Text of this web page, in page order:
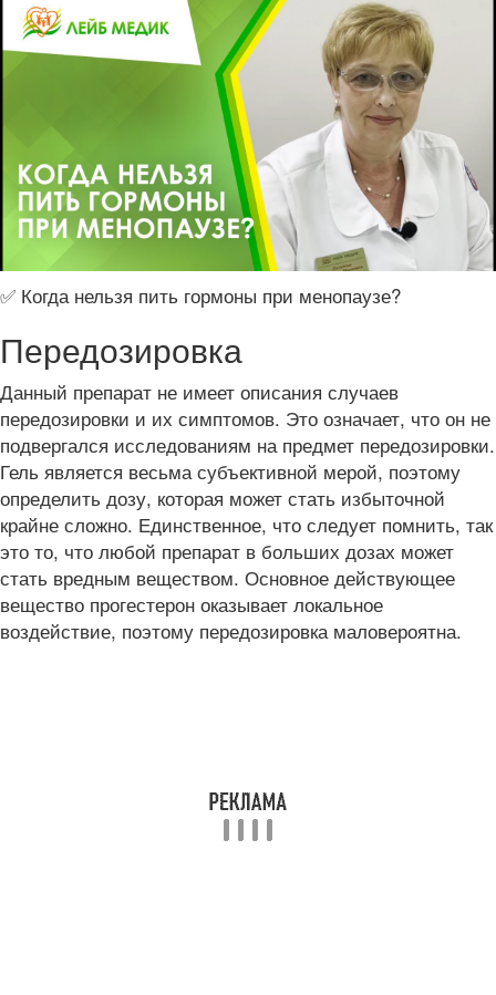
✅ Когда нельзя пить гормоны при менопаузе?
Передозировка
Данный препарат не имеет описания случаев
передозировки и их симптомов. Это означает, что он не
подвергался исследованиям на предмет передозировки.
Гель является весьма субъективной мерой, поэтому
определить дозу, которая может стать избыточной
крайне сложно. Единственное, что следует помнить, так
это то, что любой препарат в больших дозах может
стать вредным веществом. Основное действующее
вещество прогестерон оказывает локальное
воздействие, поэтому передозировка маловероятна.